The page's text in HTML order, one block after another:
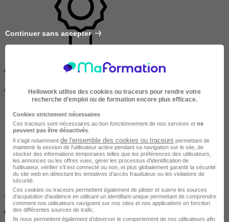
92 % de réussite
aux examens
À votre rythme
de chez vous
Continuer sans accepter
Hellowork utilise des cookies ou traceurs pour rendre votre
recherche d’emploi ou de formation encore plus efficace.
Cookies strictement nécessaires
Ces traceurs sont nécessaires au bon fonctionnement de nos services et ne
peuvent pas être désactivés
Il s'agit notamment de l'ensemble des cookies ou traceurs permettant de
maintenir la session de l'utilisateur active pendant sa navigation sur le site, de
stocker des informations temporaires telles que les préférences des utilisateurs,
les annonces ou les offres vues, gérer les processus d'identification de
l'utilisateur, vérifier s'il est connecté ou non, et plus globalement garantir la sécurité
du site web en détectant les tentatives d'accès frauduleux ou les violations de
sécurité.
Ces cookies ou traceurs permettent également de piloter et suivre les sources
d'acquisition d'audience en utilisant un identifiant unique permettant de comprendre
comment nos utilisateurs naviguent sur nos sites et nos applications en fonction
des différentes sources de trafic.
Ils nous permettent également d’observer le comportement de nos utilisateurs afin